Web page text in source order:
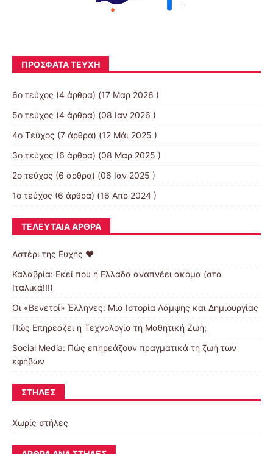
'
ΠΡΌΣΦΑΤΑ ΤΕΎΧΗ
6ο τεύχος (4 άρθρα) (17 Μαρ 2026 )
5ο τεύχος (4 άρθρα) (08 Ιαν 2026 )
4ο Τεύχος (7 άρθρα) (12 Μάι 2025 )
3ο τεύχος (6 άρθρα) (08 Μαρ 2025 )
2o τεύχος (6 άρθρα) (06 Ιαν 2025 )
1ο τεύχος (6 άρθρα) (16 Απρ 2024 )
ΤΕΛΕΥΤΑΊΑ ΆΡΘΡΑ
Αστέρι της Ευχής ❤️
Καλαβρία: Εκεί που η Ελλάδα αναπνέει ακόμα (στα
Ιταλικά!!!)
Οι «Βενετοί» Έλληνες: Μια Ιστορία Λάμψης και Δημιουργίας
Πώς Επηρεάζει η Τεχνολογία τη Μαθητική Ζωή;
Social Media: Πώς επηρεάζουν πραγματικά τη ζωή των
εφήβων
ΣΤΉΛΕΣ
Χωρίς στήλες